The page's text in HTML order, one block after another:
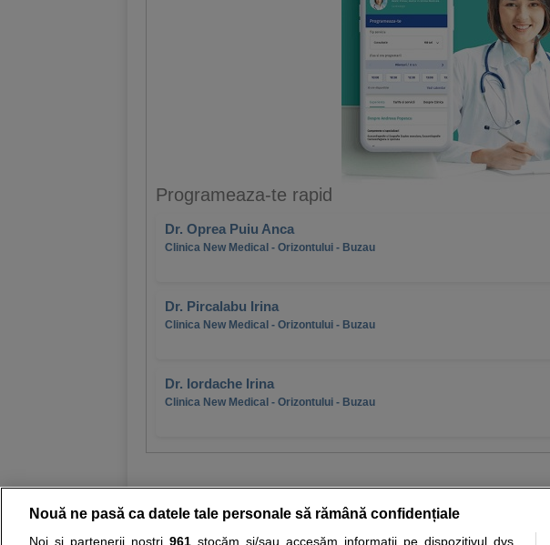
Programeaza-te rapid
Dr. Oprea Puiu Anca
Clinica New Medical - Orizontului - Buzau
Dr. Pircalabu Irina
Clinica New Medical - Orizontului - Buzau
Dr. Iordache Irina
Clinica New Medical - Orizontului - Buzau
Nouă ne pasă ca datele tale personale să rămână confidențiale
Noi și partenerii noștri 961stocăm și/sau accesăm informații pe dispozitivul dvs.,